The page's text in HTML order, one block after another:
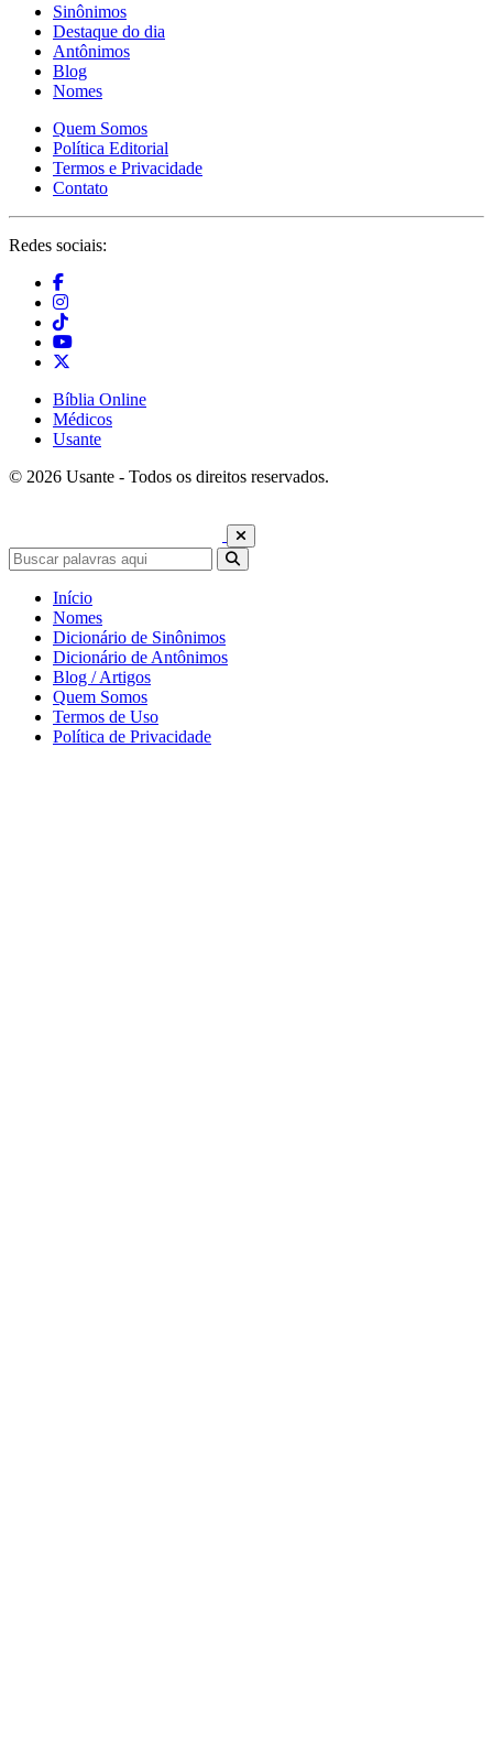
Sinônimos
Destaque do dia
Antônimos
Blog
Nomes
Quem Somos
Política Editorial
Termos e Privacidade
Contato
Redes sociais:
Bíblia Online
Médicos
Usante
© 2026 Usante - Todos os direitos reservados.
Início
Nomes
Dicionário de Sinônimos
Dicionário de Antônimos
Blog / Artigos
Quem Somos
Termos de Uso
Política de Privacidade